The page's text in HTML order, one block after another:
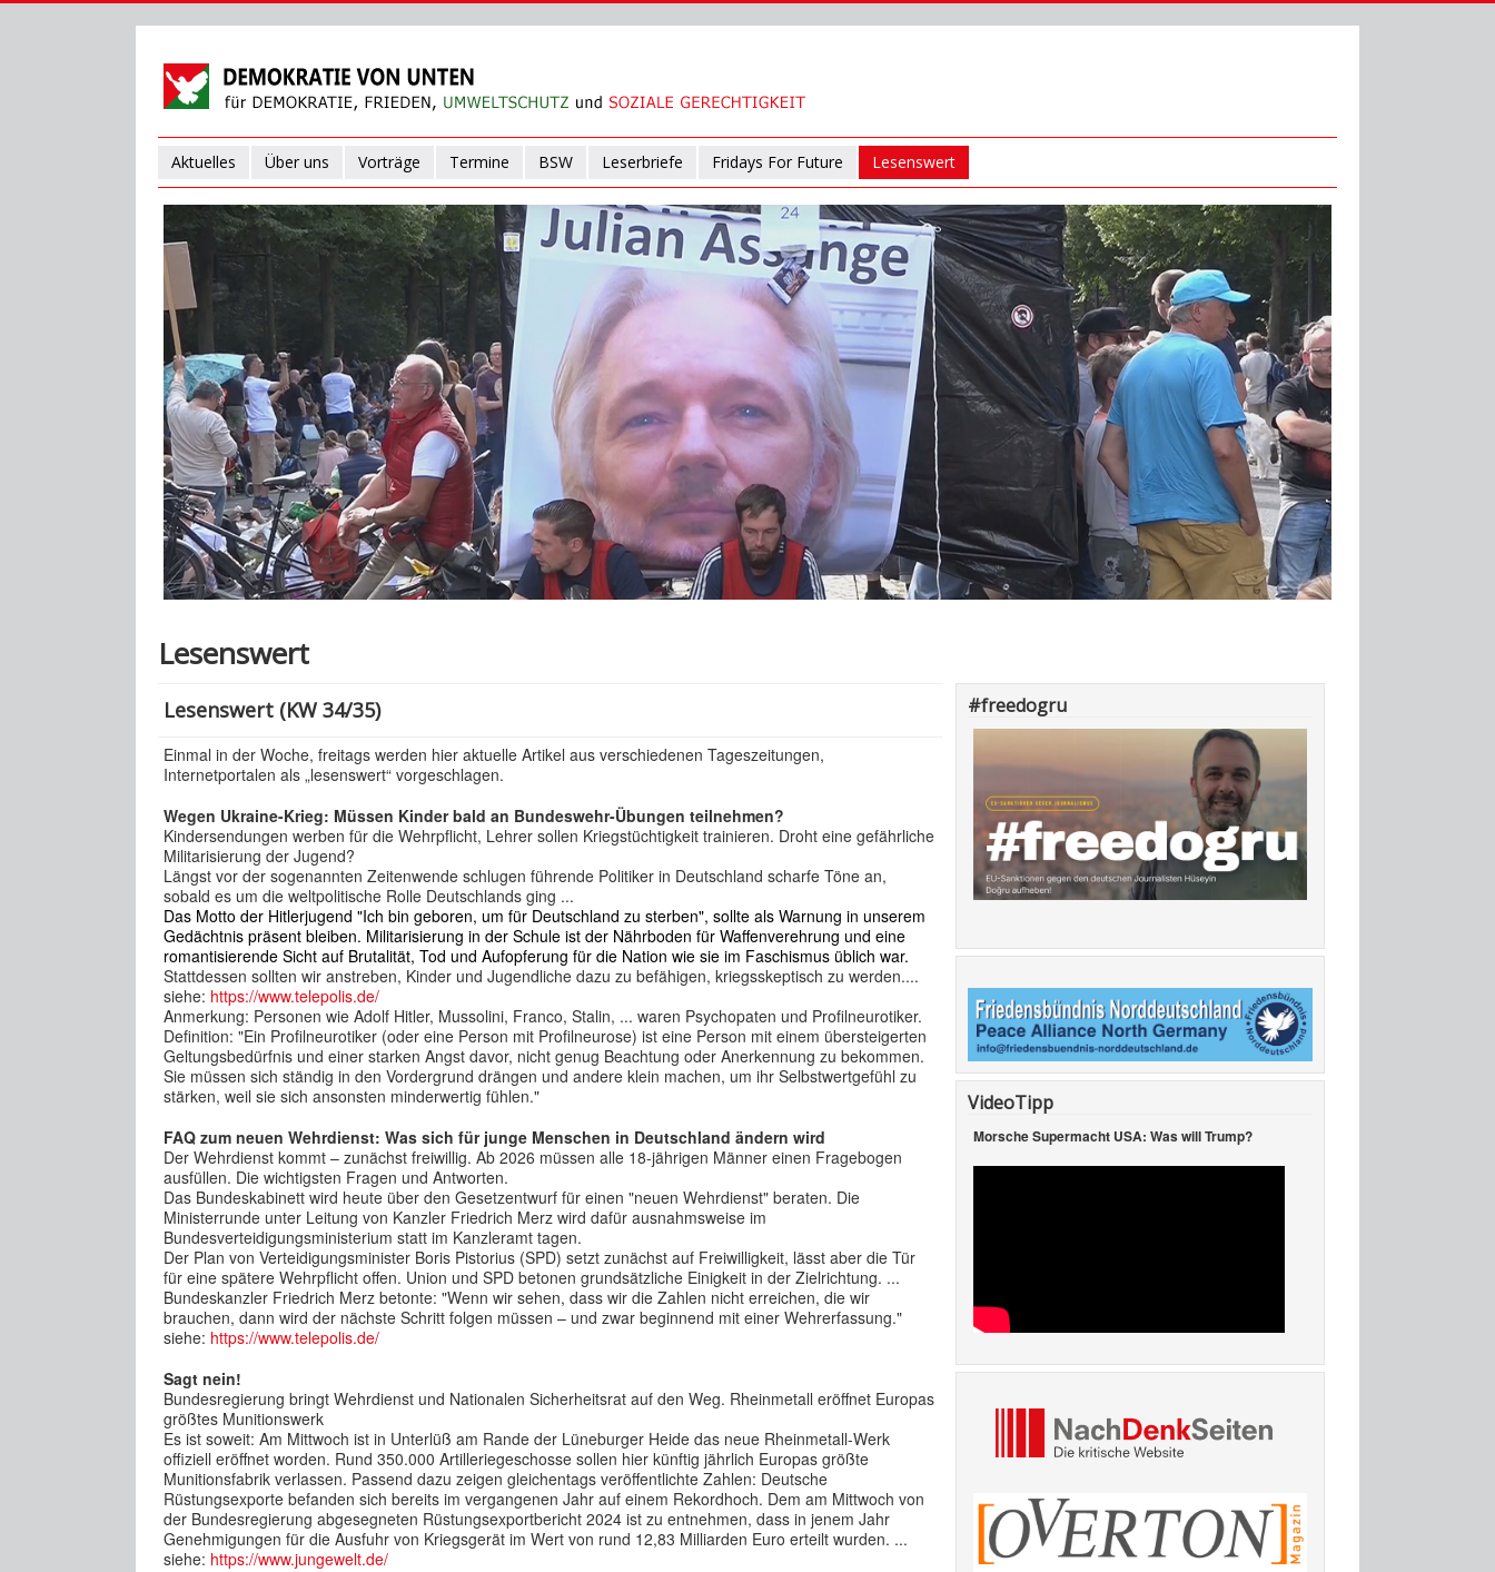
Aktuelles Über uns Vorträge Termine BSW Leserbriefe Fridays For Future Lesenswert
Lesenswert
Lesenswert (KW 34/35)
Einmal in der Woche, freitags werden hier aktuelle Artikel aus verschiedenen Tageszeitungen,
Internetportalen als „lesenswert“ vorgeschlagen.
Wegen Ukraine-Krieg: Müssen Kinder bald an Bundeswehr-Übungen teilnehmen?
Kindersendungen werben für die Wehrpflicht, Lehrer sollen Kriegstüchtigkeit trainieren. Droht eine gefährliche
Militarisierung der Jugend?
Längst vor der sogenannten Zeitenwende schlugen führende Politiker in Deutschland scharfe Töne an,
sobald es um die weltpolitische Rolle Deutschlands ging ...
Das Motto der Hitlerjugend "Ich bin geboren, um für Deutschland zu sterben", sollte als Warnung in unserem
Gedächtnis präsent bleiben. Militarisierung in der Schule ist der Nährboden für Waffenverehrung und eine
romantisierende Sicht auf Brutalität, Tod und Aufopferung für die Nation wie sie im Faschismus üblich war.
Stattdessen sollten wir anstreben, Kinder und Jugendliche dazu zu befähigen, kriegsskeptisch zu werden....
siehe: https://www.telepolis.de/
Anmerkung: Personen wie Adolf Hitler, Mussolini, Franco, Stalin, ... waren Psychopaten und Profilneurotiker.
Definition: "Ein Profilneurotiker (oder eine Person mit Profilneurose) ist eine Person mit einem übersteigerten
Geltungsbedürfnis und einer starken Angst davor, nicht genug Beachtung oder Anerkennung zu bekommen.
Sie müssen sich ständig in den Vordergrund drängen und andere klein machen, um ihr Selbstwertgefühl zu
stärken, weil sie sich ansonsten minderwertig fühlen."
FAQ zum neuen Wehrdienst: Was sich für junge Menschen in Deutschland ändern wird
Der Wehrdienst kommt – zunächst freiwillig. Ab 2026 müssen alle 18-jährigen Männer einen Fragebogen
ausfüllen. Die wichtigsten Fragen und Antworten.
Das Bundeskabinett wird heute über den Gesetzentwurf für einen "neuen Wehrdienst" beraten. Die
Ministerrunde unter Leitung von Kanzler Friedrich Merz wird dafür ausnahmsweise im
Bundesverteidigungsministerium statt im Kanzleramt tagen.
Der Plan von Verteidigungsminister Boris Pistorius (SPD) setzt zunächst auf Freiwilligkeit, lässt aber die Tür
für eine spätere Wehrpflicht offen. Union und SPD betonen grundsätzliche Einigkeit in der Zielrichtung. ...
Bundeskanzler Friedrich Merz betonte: "Wenn wir sehen, dass wir die Zahlen nicht erreichen, die wir
brauchen, dann wird der nächste Schritt folgen müssen – und zwar beginnend mit einer Wehrerfassung."
siehe: https://www.telepolis.de/
Sagt nein!
Bundesregierung bringt Wehrdienst und Nationalen Sicherheitsrat auf den Weg. Rheinmetall eröffnet Europas
größtes Munitionswerk
Es ist soweit: Am Mittwoch ist in Unterlüß am Rande der Lüneburger Heide das neue Rheinmetall-Werk
offiziell eröffnet worden. Rund 350.000 Artilleriegeschosse sollen hier künftig jährlich Europas größte
Munitionsfabrik verlassen. Passend dazu zeigen gleichentags veröffentlichte Zahlen: Deutsche
Rüstungsexporte befanden sich bereits im vergangenen Jahr auf einem Rekordhoch. Dem am Mittwoch von
der Bundesregierung abgesegneten Rüstungsexportbericht 2024 ist zu entnehmen, dass in jenem Jahr
Genehmigungen für die Ausfuhr von Kriegsgerät im Wert von rund 12,83 Milliarden Euro erteilt wurden. ...
siehe: https://www.jungewelt.de/
#freedogru
VideoTipp
Morsche Supermacht USA: Was will Trump?